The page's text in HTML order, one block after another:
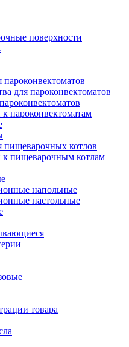
поверхности
пароконвектоматов
для пароконвектоматов
пароконвектоматам
пищеварочных котлов
к пищеварочным котлам
напольные
настольные
товара